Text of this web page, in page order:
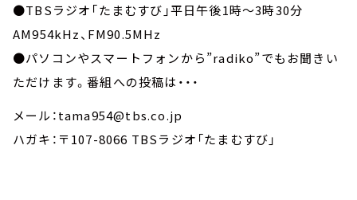
●TBSラジオ「たまむすび」平日午後1時～3時30分
AM954kHz、FM90.5MHz
●パソコンやスマートフォンから”radiko”でもお聞きい
ただけます。番組への投稿は・・・
メール：tama954@tbs.co.jp
ハガキ：〒107-8066 TBSラジオ「たまむすび」